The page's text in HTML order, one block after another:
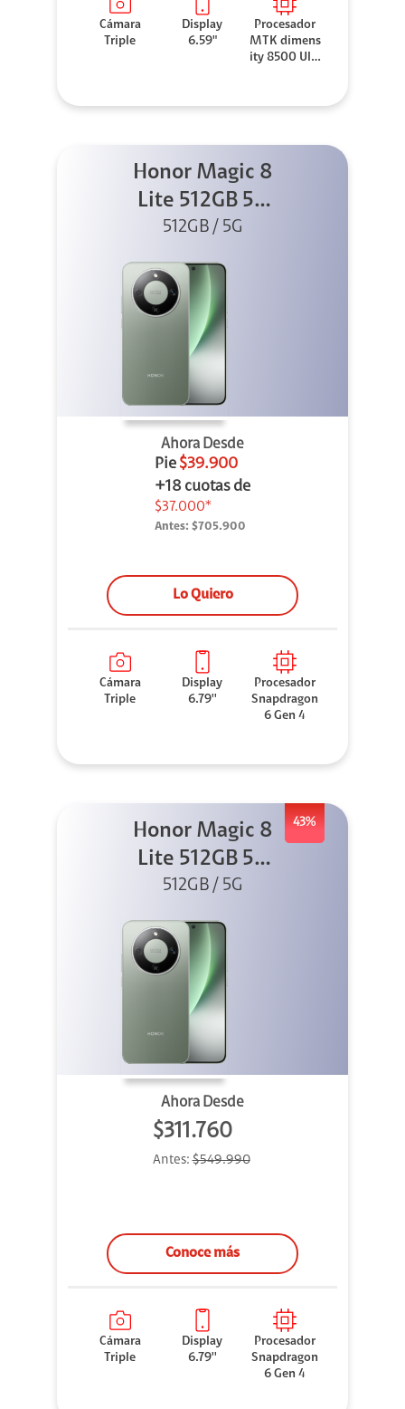
Cámara
Triple
Display
6.59"
Procesador
MTK dimens
ity 8500 Ultr
Honor Magic 8
Lite 512GB 5G
Verde
512GB / 5G
Ahora Desde
Pie $39.900
+18 cuotas de
$37.000*
Antes: $705.900
Lo Quiero
Cámara
Triple
Display
6.79''
Procesador
Snapdragon
6 Gen 4
43%
Honor Magic 8
Lite 512GB 5G
Verde
512GB / 5G
Ahora Desde
$311.760
Antes:$549.990
Conoce más
Cámara
Triple
Display
6.79''
Procesador
Snapdragon
6 Gen 4